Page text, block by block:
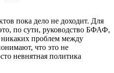
пока дело не доходит. Для
по сути, руководство БФАФ,
проблем между
что это не
невнятная политика